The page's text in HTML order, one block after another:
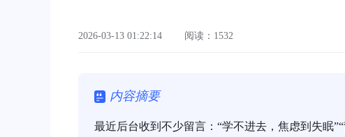
2026-03-13 01:22:14 阅读：1532
内容摘要
最近后台收到不少留言：“学不进去，焦虑到失眠